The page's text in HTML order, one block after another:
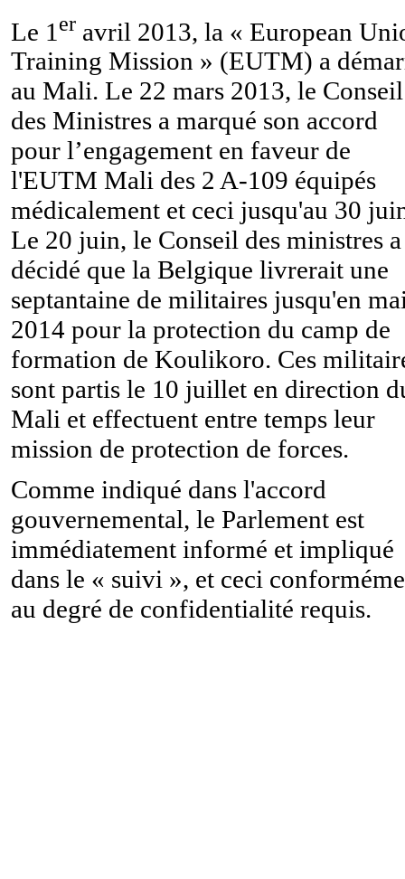
Le 1 er avril 2013, la « European
Training Mission » (EUTM) a
au Mali. Le 22 mars 2013, le Conseil
des Ministres a marqué son accord
pour l’engagement en faveur de
l'EUTM Mali des 2 A-109 équipés
médicalement et ceci jusqu'au 30
Le 20 juin, le Conseil des ministres a
décidé que la Belgique livrerait une
septantaine de militaires jusqu'en
2014 pour la protection du camp de
formation de Koulikoro. Ces
sont partis le 10 juillet en direction
Mali et effectuent entre temps leur
mission de protection de forces.
Comme indiqué dans l'accord
gouvernemental, le Parlement est
immédiatement informé et impliqué
dans le « suivi », et ceci
au degré de confidentialité requis.